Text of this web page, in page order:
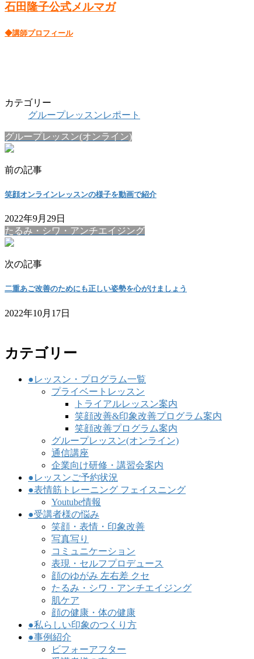
石田隆子公式メルマガ
◆講師プロフィール
カテゴリー
グループレッスンレポート
グループレッスン(オンライン)
前の記事
笑顔オンラインレッスンの様子を動画で紹介
2022年9月29日
たるみ・シワ・アンチエイジング
次の記事
二重あご改善のためにも正しい姿勢を心がけましょう
2022年10月17日
カテゴリー
●レッスン・プログラム一覧
プライベートレッスン
トライアルレッスン案内
笑顔改善&印象改善プログラム案内
笑顔改善プログラム案内
グループレッスン(オンライン)
通信講座
企業向け研修・講習会案内
●レッスンご予約状況
●表情筋トレーニング フェイスニング
Youtube情報
●受講者様の悩み
笑顔・表情・印象改善
写真写り
コミュニケーション
表現・セルフプロデュース
顔のゆがみ 左右差 クセ
たるみ・シワ・アンチエイジング
肌ケア
顔の健康・体の健康
●私らしい印象のつくり方
●事例紹介
ビフォーアフター